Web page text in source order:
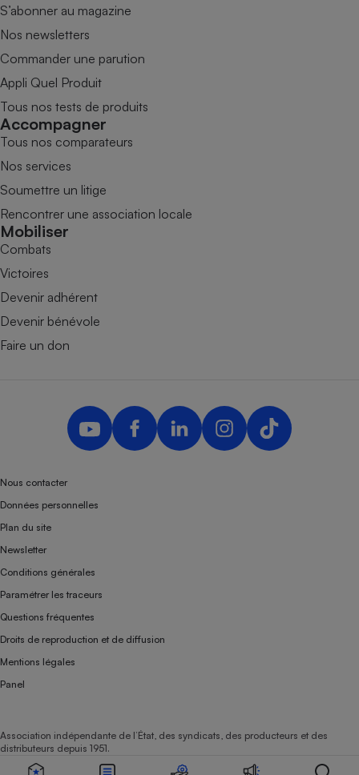
S’abonner au magazine
Nos newsletters
Commander une parution
Appli Quel Produit
Tous nos tests de produits
Accompagner
Tous nos comparateurs
Nos services
Soumettre un litige
Rencontrer une association locale
Mobiliser
Combats
Victoires
Devenir adhérent
Devenir bénévole
Faire un don
Nous contacter
Données personnelles
Plan du site
Newsletter
Conditions générales
Paramétrer les traceurs
Questions fréquentes
Droits de reproduction et de diffusion
Mentions légales
Panel
Association indépendante de l’État, des syndicats, des producteurs et des
distributeurs depuis 1951.